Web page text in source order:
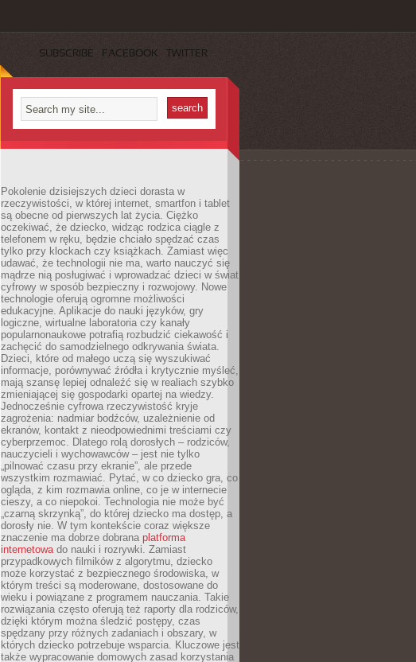
SUBSCRIBE FACEBOOK TWITTER
Pokolenie dzisiejszych dzieci dorasta w
rzeczywistości, w której internet, smartfon i tablet
są obecne od pierwszych lat życia. Ciężko
oczekiwać, że dziecko, widząc rodzica ciągle z
telefonem w ręku, będzie chciało spędzać czas
tylko przy klockach czy książkach. Zamiast więc
udawać, że technologii nie ma, warto nauczyć się
mądrze nią posługiwać i wprowadzać dzieci w świat
cyfrowy w sposób bezpieczny i rozwojowy. Nowe
technologie oferują ogromne możliwości
edukacyjne. Aplikacje do nauki języków, gry
logiczne, wirtualne laboratoria czy kanały
popularnonaukowe potrafią rozbudzić ciekawość i
zachęcić do samodzielnego odkrywania świata.
Dzieci, które od małego uczą się wyszukiwać
informacje, porównywać źródła i krytycznie myśleć,
mają szansę lepiej odnaleźć się w realiach szybko
zmieniającej się gospodarki opartej na wiedzy.
Jednocześnie cyfrowa rzeczywistość kryje
zagrożenia: nadmiar bodźców, uzależnienie od
ekranów, kontakt z nieodpowiednimi treściami czy
cyberprzemoc. Dlatego rolą dorosłych – rodziców,
nauczycieli i wychowawców – jest nie tylko
„pilnować czasu przy ekranie”, ale przede
wszystkim rozmawiać. Pytać, w co dziecko gra, co
ogląda, z kim rozmawia online, co je w internecie
cieszy, a co niepokoi. Technologia nie może być
„czarną skrzynką”, do której dziecko ma dostęp, a
dorosły nie. W tym kontekście coraz większe
znaczenie ma dobrze dobrana platforma
internetowado nauki i rozrywki. Zamiast
przypadkowych filmików z algorytmu, dziecko
może korzystać z bezpiecznego środowiska, w
którym treści są moderowane, dostosowane do
wieku i powiązane z programem nauczania. Takie
rozwiązania często oferują też raporty dla rodziców,
dzięki którym można śledzić postępy, czas
spędzany przy różnych zadaniach i obszary, w
których dziecko potrzebuje wsparcia. Kluczowe jest
także wypracowanie domowych zasad korzystania